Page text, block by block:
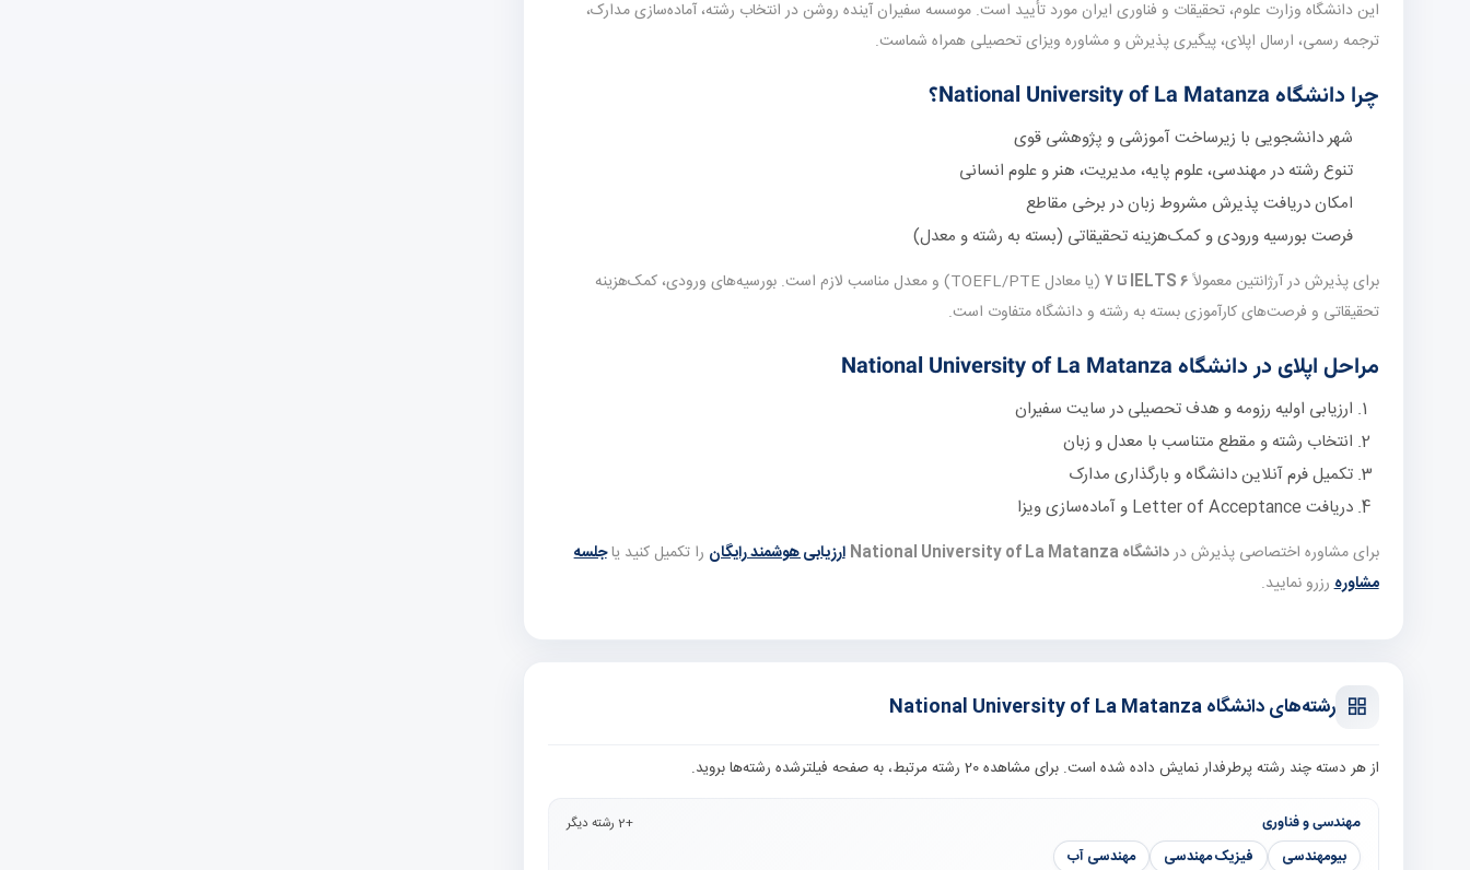
این دانشگاه وزارت علوم، تحقیقات و فناوری ایران مورد تأیید است. موسسه سفیران آینده روشن در انتخاب رشته، آماده‌سازی مدارک،
ترجمه رسمی، ارسال اپلای، پیگیری پذیرش و مشاوره ویزای تحصیلی همراه شماست.
چرا دانشگاه National University of La Matanza؟
شهر دانشجویی با زیرساخت آموزشی و پژوهشی قوی
تنوع رشته در مهندسی، علوم پایه، مدیریت، هنر و علوم انسانی
امکان دریافت پذیرش مشروط زبان در برخی مقاطع
فرصت بورسیه ورودی و کمک‌هزینه تحقیقاتی (بسته به رشته و معدل)
برای پذیرش در آرژانتین معمولاًIELTS ۶ تا ۷
(یا معادل TOEFL/PTE) و معدل مناسب لازم است. بورسیه‌های ورودی، کمک‌هزینه
تحقیقاتی و فرصت‌های کارآموزی بسته به رشته و دانشگاه متفاوت است.
مراحل اپلای در دانشگاه National University of La Matanza
ارزیابی اولیه رزومه و هدف تحصیلی در سایت سفیران
انتخاب رشته و مقطع متناسب با معدل و زبان
تکمیل فرم آنلاین دانشگاه و بارگذاری مدارک
دریافت Letter of Acceptance و آماده‌سازی ویزا
برای مشاوره اختصاصی پذیرش دردانشگاه National University of La Matanza ارزیابی هوشمند رایگان را تکمیل کنید یاجلسه
مشاورهرزرو نمایید.
رشته‌های دانشگاه National University of La Matanza
از هر دسته چند رشته پرطرفدار نمایش داده شده است. برای مشاهده 20 رشته مرتبط، به صفحه فیلترشده رشته‌ها بروید.
مهندسی و فناوری +2 رشته دیگر
بیومهندسی فیزیک مهندسی مهندسی آب